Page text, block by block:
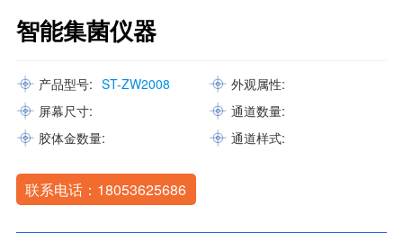
智能集菌仪器
产品型号: ST-ZW2008
外观属性:
屏幕尺寸:
通道数量:
胶体金数量:
通道样式:
联系电话：18053625686